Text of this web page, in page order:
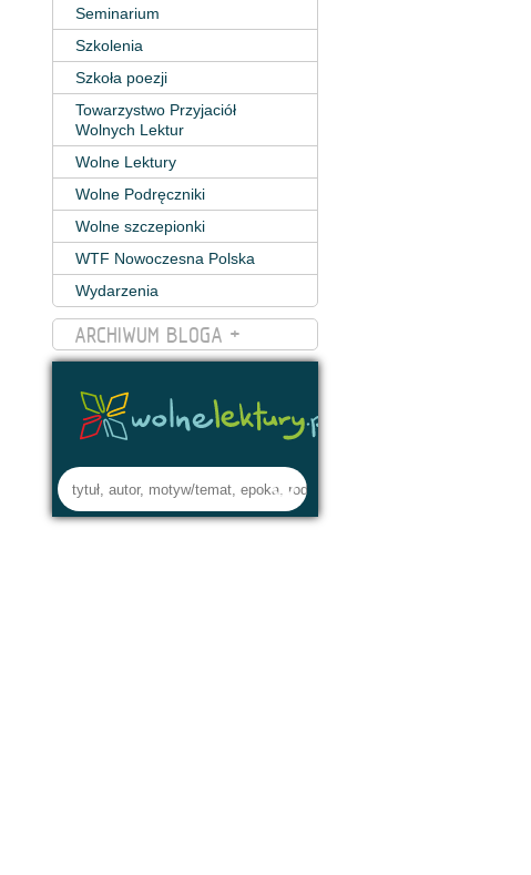
Seminarium
Szkolenia
Szkoła poezji
Towarzystwo Przyjaciół
Wolnych Lektur
Wolne Lektury
Wolne Podręczniki
Wolne szczepionki
WTF Nowoczesna Polska
Wydarzenia
ARCHIWUM BLOGA +